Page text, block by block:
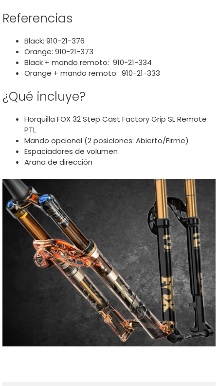
Referencias
Black: 910-21-376
Orange: 910-21-373
Black + mando remoto: 910-21-334
Orange + mando remoto: 910-21-333
¿Qué incluye?
Horquilla FOX 32 Step Cast Factory Grip SL Remote
PTL
Mando opcional (2 posiciones: Abierto/Firme)
Espaciadores de volumen
Araña de dirección